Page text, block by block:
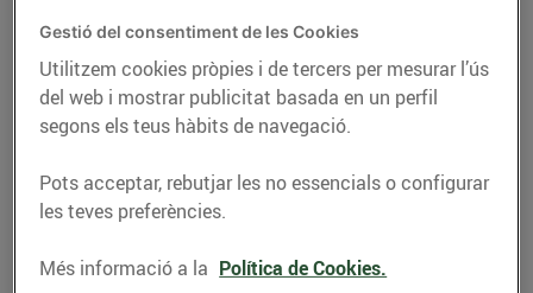
(17600) Figueres
Telèfon
Gestió del consentiment de les Cookies
Utilitzem cookies pròpies i de tercers per mesurar l’ús
del web i mostrar publicitat basada en un perfil
segons els teus hàbits de navegació.
Pots acceptar, rebutjar les no essencials o configurar
les teves preferències.
Més informació a la Política de Cookies.